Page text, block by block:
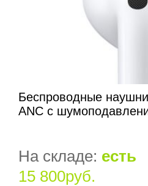
Беспроводные
ANС с
На складе: есть
15 800руб.